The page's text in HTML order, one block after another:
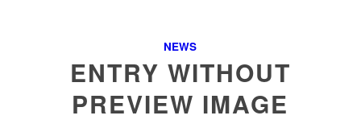
NEWS
ENTRY WITHOUT
PREVIEW IMAGE